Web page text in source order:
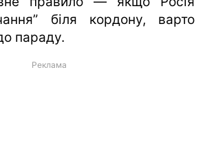
біля кордону, варто
параду.
Реклама